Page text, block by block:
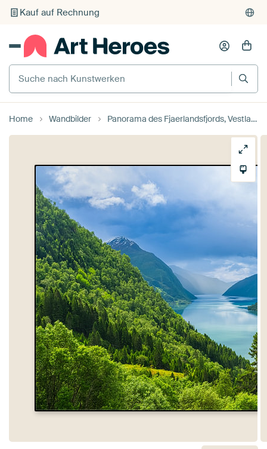
Individueller Druck auf Bestellung
Suche nach Kunstwerken
Home Wandbilder Panorama des Fjaerlandsfjords, Vestland, Norwegen von Henk Meijer Photography